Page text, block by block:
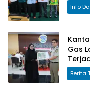
Info
Gas
Berita